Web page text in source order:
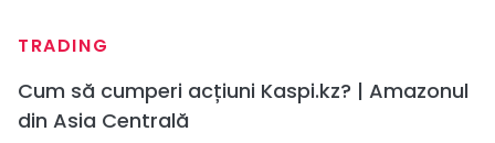
TRADING
Cum să cumperi acțiuni Kaspi.kz? | Amazonul
din Asia Centrală